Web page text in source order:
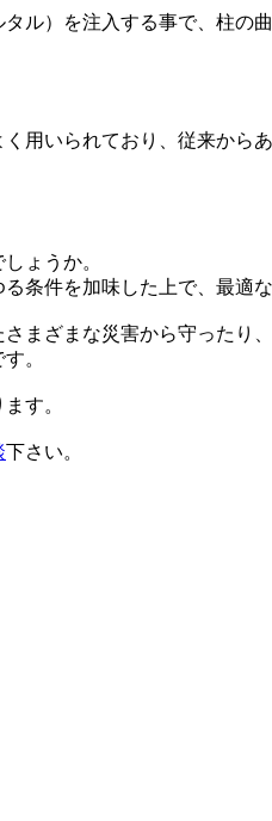
ル）を注入する事で、柱の
用いられており、従来から
ょうか。
条件を加味した上で、最適
まざまな災害から守った
。
す。
下さい。